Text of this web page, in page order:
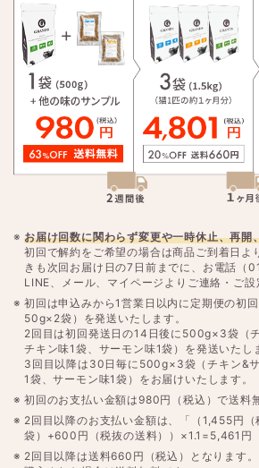
お届け回数に関わらず変更や一時休止、再開
初回で解約をご希望の場合は商品ご到着日よ
きも次回お届け日の7日前までに、お電話
LINE、メール、マイページよりご連絡・ご設
初回は申込みから1営業日以内に定期便の初
50g×2袋）を発送いたします。
2回目は初回発送日の14日後に500g×3袋（
チキン味1袋、サーモン味1袋）を発送いたし
3回目以降は30日毎に500g×3袋（チキン&
1袋、サーモン味1袋）をお届けいたします。
初回のお支払い金額は980円（税込）で送料
2回目以降のお支払い金額は、「（1,455円
袋）+600円（税抜の送料））×1.1=5,461円
2回目以降は送料660円（税込）となります